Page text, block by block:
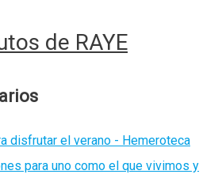
de RAYE
disfrutar el verano - Hemeroteca
para uno como el que vivimos y